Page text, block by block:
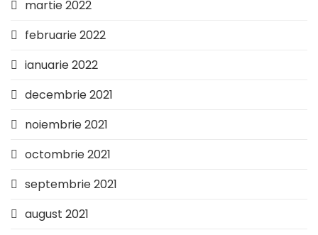
martie 2022
februarie 2022
ianuarie 2022
decembrie 2021
noiembrie 2021
octombrie 2021
septembrie 2021
august 2021